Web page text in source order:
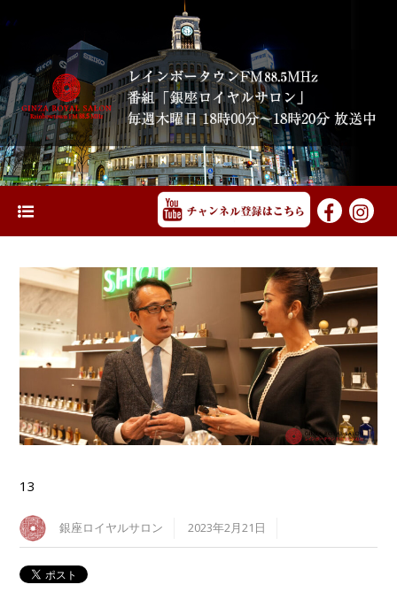
13
銀座ロイヤルサロン 2023年2月21日